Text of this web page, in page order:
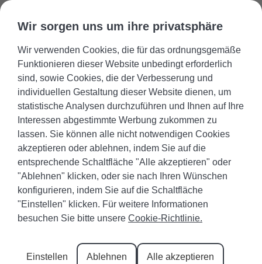
Gästebereich Favoriten +34 971 645 422 Eigentümer
Kultur, Kunst und
Skulpturen von Santanyi
auf Mallorca
Stränden, seinem Freizeitangebot und seiner
Wir sorgen uns um ihre privatsphäre
Wir verwenden Cookies, die für das ordnungsgemäße
Funktionieren dieser Website unbedingt erforderlich
sind, sowie Cookies, die der Verbesserung und
individuellen Gestaltung dieser Website dienen, um
statistische Analysen durchzuführen und Ihnen auf Ihre
Interessen abgestimmte Werbung zukommen zu
lassen. Sie können alle nicht notwendigen Cookies
akzeptieren oder ablehnen, indem Sie auf die
entsprechende Schaltfläche "Alle akzeptieren" oder
"Ablehnen" klicken, oder sie nach Ihren Wünschen
konfigurieren, indem Sie auf die Schaltfläche
"Einstellen" klicken. Für weitere Informationen
besuchen Sie bitte unsere Cookie-Richtlinie.
Einstellen Ablehnen Alle akzeptieren